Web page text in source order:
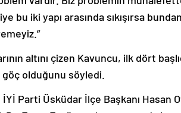
bu iki yapı arasında sıkışırsa
olduğunu söyledi.
Dr. Ertaç Ergüven de programda